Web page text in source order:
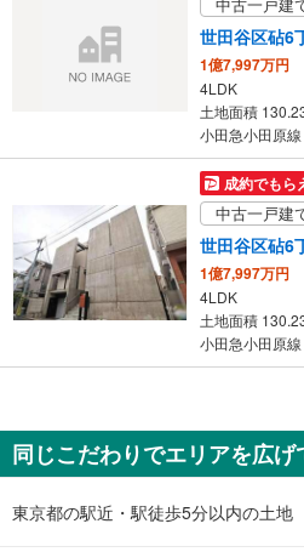
世田谷区砧6
1億7,997万円
4LDK
土地面積
小田急小田原
成約でもら
中古一戸建
世田谷区砧6
1億7,997万円
4LDK
土地面積
小田急小田原
世田谷区砧6
1億7,997万円
4LDK＋地下室
土地面積
同じこだわりでエリアを広げ
東京都の駅近・駅徒歩5分以内の土地